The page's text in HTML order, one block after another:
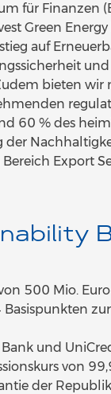
für Finanzen
Green
auf
bieten
60 % des
der
Export
500 Mio.
Bank und
von
der